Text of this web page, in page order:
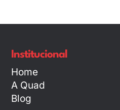
Institucional
Home
A Quad
Blog